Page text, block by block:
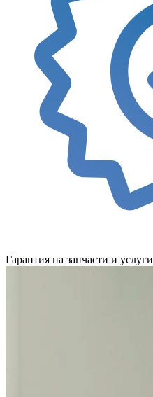
Гарантия на запчасти и услуги